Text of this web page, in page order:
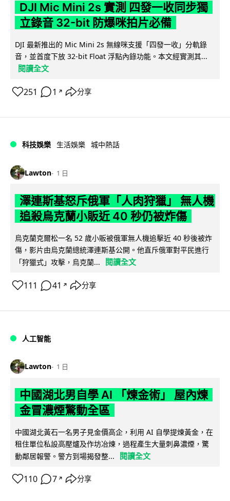
DJI Mic Mini 2s 實測 四發一收同步獨
立錄音 32-bit 防爆咪拍片必備
DJI 最新推出的 Mic Mini 2s 無線咪支援「四發一收」分軌錄
音，並首度下放 32-bit Float 浮點內錄功能。本文經實測其...
閱讀全文
251 1 ↗ 分享
科技娛樂 生活娛樂 城中熱話
Lawton 1 日
澤連斯基怒斥俄軍「人肉狩獵」 無人機
追殺烏克蘭小販近 40 秒仍被炸傷
烏克蘭克爾松一名 52 歲小販被俄軍無人機追擊近 40 秒後被炸
傷，影片由烏克蘭總統澤連斯基公開。他直斥俄軍對平民進行
「狩獵式」攻擊，烏克蘭...
閱讀全文
111 41 ↗ 分享
人工智能
Lawton 1 日
中國湖北男自學 AI 「煉金術」 屋內煉
金冒濃煙驚動全區
中國湖北黃石一名男子見金價高企，利用 AI 自學提煉黃金，在
租住單位私設高壓爐及作坊冶煉，過程產生大量刺鼻濃煙，驚
動鄰居報警。警方到場揭發整...
閱讀全文
110 7 ↗ 分享